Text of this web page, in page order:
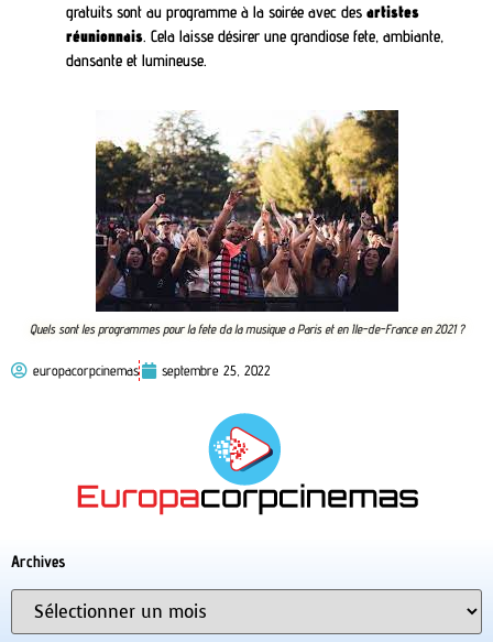
gratuits sont au programme à la soirée avec des artistes
réunionnais. Cela laisse désirer une grandiose fete, ambiante,
dansante et lumineuse.
Quels sont les programmes pour la fete da la musique a Paris et en Ile-de-France en 2021 ?
europacorpcinemas septembre 25, 2022
Archives